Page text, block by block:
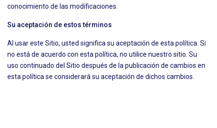
conocimiento de las modificaciones.
Su aceptación de estos términos
Al usar este Sitio, usted significa su aceptación de esta política. Si
no está de acuerdo con esta política, no utilice nuestro sitio. Su
uso continuado del Sitio después de la publicación de cambios en
esta política se considerará su aceptación de dichos cambios.